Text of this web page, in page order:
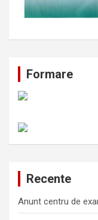
Formare
Recente
Anunt centru de